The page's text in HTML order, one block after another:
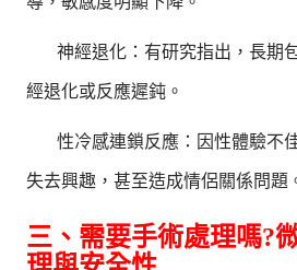
神經退化：有研究指出，長期
經退化或反應遲鈍。
性冷感連鎖反應：因性體驗不
失去興趣，甚至造成情侶關係問題
三、需要手術處理嗎?